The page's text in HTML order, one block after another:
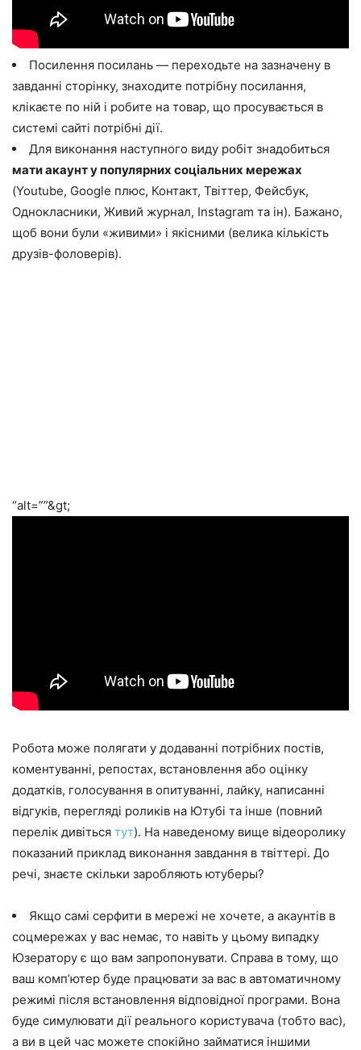
Посилення посилань — переходьте на зазначену в
завданні сторінку, знаходите потрібну посилання,
клікаєте по ній і робите на товар, що просувається в
системі сайті потрібні дії.
Для виконання наступного виду робіт знадобиться
мати акаунт у популярних соціальних мережах
(Youtube, Google плюс, Контакт, Твіттер, Фейсбук,
Однокласники, Живий журнал, Instagram та ін). Бажано,
щоб вони були «живими» і якісними (велика кількість
друзів-фоловерів).
“alt=””&gt;
Робота може полягати у додаванні потрібних постів,
коментуванні, репостах, встановлення або оцінку
додатків, голосування в опитуванні, лайку, написанні
відгуків, перегляді роликів на Ютубі та інше (повний
перелік дивіться тут). На наведеному вище відеоролику
показаний приклад виконання завдання в твіттері. До
речі, знаєте скільки заробляють ютуберы?
Якщо самі серфити в мережі не хочете, а акаунтів в
соцмережах у вас немає, то навіть у цьому випадку
Юзератору є що вам запропонувати. Справа в тому, що
ваш комп’ютер буде працювати за вас в автоматичному
режимі після встановлення відповідної програми. Вона
буде симулювати дії реального користувача (тобто вас),
а ви в цей час можете спокійно займатися іншими